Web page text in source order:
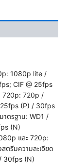
1080p lite /
CIF @ 25fps
720p: 720p /
25fps (P) / 30fps
าตรฐาน: WD1 /
(N)
และ 720p:
ตรีมความละเอียด
30fps (N)